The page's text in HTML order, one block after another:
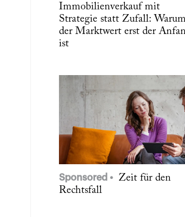
Immobilienverkauf mit
Strategie statt Zufall: Warum
der Marktwert erst der
ist
Sponsored
Zeit für den
Rechtsfall